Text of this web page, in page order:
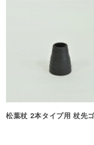
松葉杖 2本タイプ用 杖先